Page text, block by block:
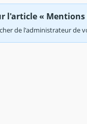
l'article « Mentions
de l'administrateur de